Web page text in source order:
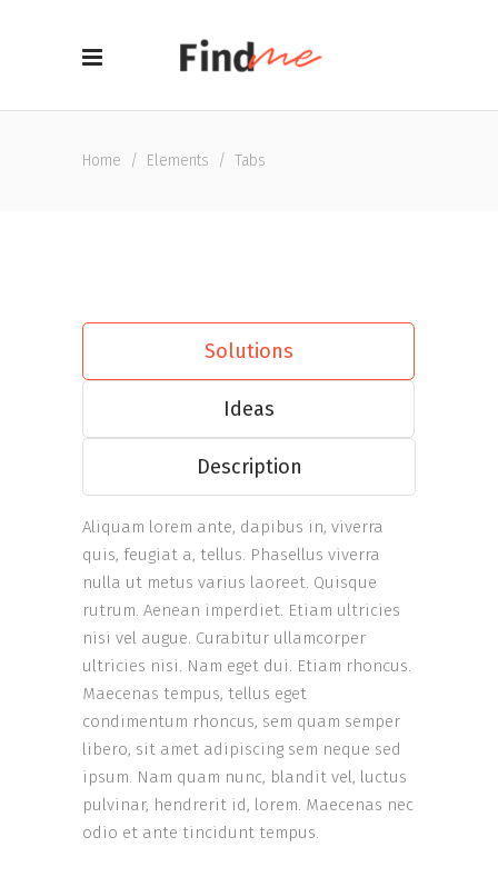
Home / Elements / Tabs
Solutions
Ideas
Description
Aliquam lorem ante, dapibus in, viverra
quis, feugiat a, tellus. Phasellus viverra
nulla ut metus varius laoreet. Quisque
rutrum. Aenean imperdiet. Etiam ultricies
nisi vel augue. Curabitur ullamcorper
ultricies nisi. Nam eget dui. Etiam rhoncus.
Maecenas tempus, tellus eget
condimentum rhoncus, sem quam semper
libero, sit amet adipiscing sem neque sed
ipsum. Nam quam nunc, blandit vel, luctus
pulvinar, hendrerit id, lorem. Maecenas nec
odio et ante tincidunt tempus.